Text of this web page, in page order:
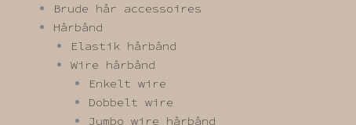
Brude hår accessoires
Hårbånd
Elastik hårbånd
Wire hårbånd
Enkelt wire
Dobbelt wire
Jumbo wire hårbånd